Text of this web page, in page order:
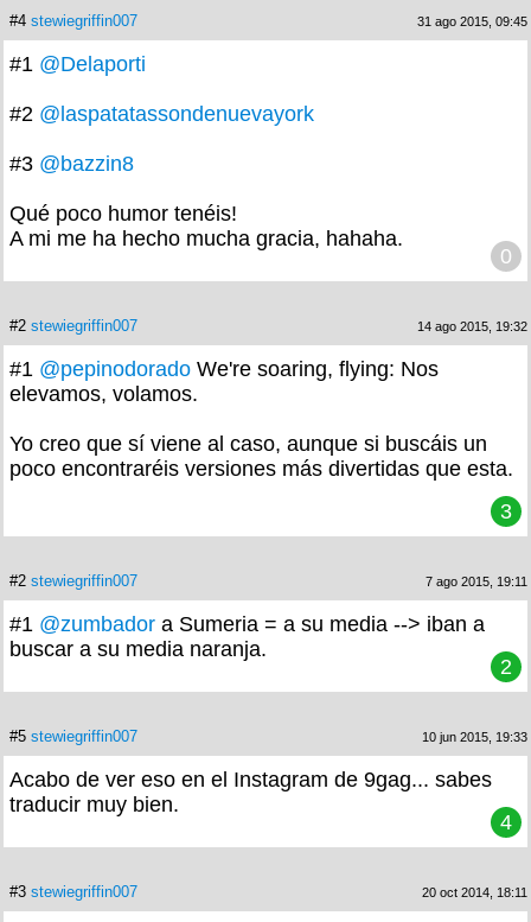
#4 stewiegriffin007 31 ago 2015, 09:45
#1 @Delaporti
#2 @laspatatassondenuevayork
#3 @bazzin8
Qué poco humor tenéis!
A mi me ha hecho mucha gracia, hahaha.
0
#2 stewiegriffin007 14 ago 2015, 19:32
#1 @pepinodorado We're soaring, flying: Nos
elevamos, volamos.
Yo creo que sí viene al caso, aunque si buscáis un
poco encontraréis versiones más divertidas que esta.
3
#2 stewiegriffin007 7 ago 2015, 19:11
#1 @zumbador a Sumeria = a su media --> iban a
buscar a su media naranja.
2
#5 stewiegriffin007 10 jun 2015, 19:33
Acabo de ver eso en el Instagram de 9gag... sabes
traducir muy bien.
4
#3 stewiegriffin007 20 oct 2014, 18:11